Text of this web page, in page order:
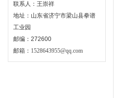
联系人：王崇祥
地址：山东省济宁市梁山县拳谱
工业园
邮编：272600
邮箱： 1528643955@qq.com